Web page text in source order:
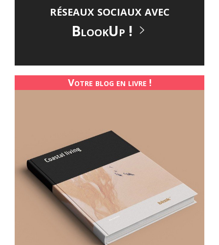
réseaux sociaux avec
BlookUp !
Votre blog en livre !